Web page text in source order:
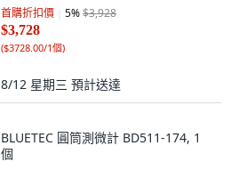
首購折扣價 5%$3,928
$3,728
($3728.00/1個)
8/12 星期三 預計送達
BLUETEC 圓筒測微計 BD511-174, 1
個